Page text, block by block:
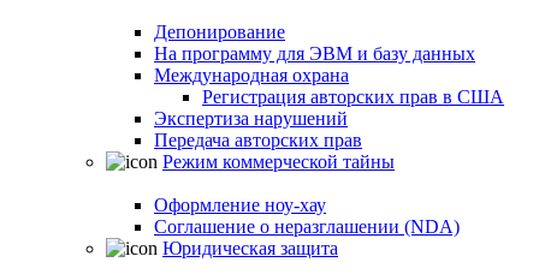
Депонирование
На программу для ЭВМ и базу данных
Международная охрана
Регистрация авторских прав в США
Экспертиза нарушений
Передача авторских прав
Режим коммерческой тайны
Оформление ноу-хау
Соглашение о неразглашении (NDA)
Юридическая защита